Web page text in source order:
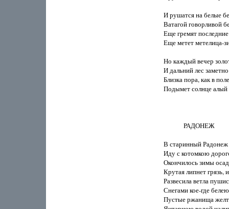
И рушатся на белые
Ватагой говорливой
Еще гремят
Еще метет метелица-
Но каждый вечер
И дальний лес
Близка пора, как в
Подымет солнце
             РАДОНЕЖ
В старинный Радонеж
Иду с котомкою
Окончилось зимы
Крутая липнет грязь,
Развесила ветла
Снегами кое-где
Пустые ржанища